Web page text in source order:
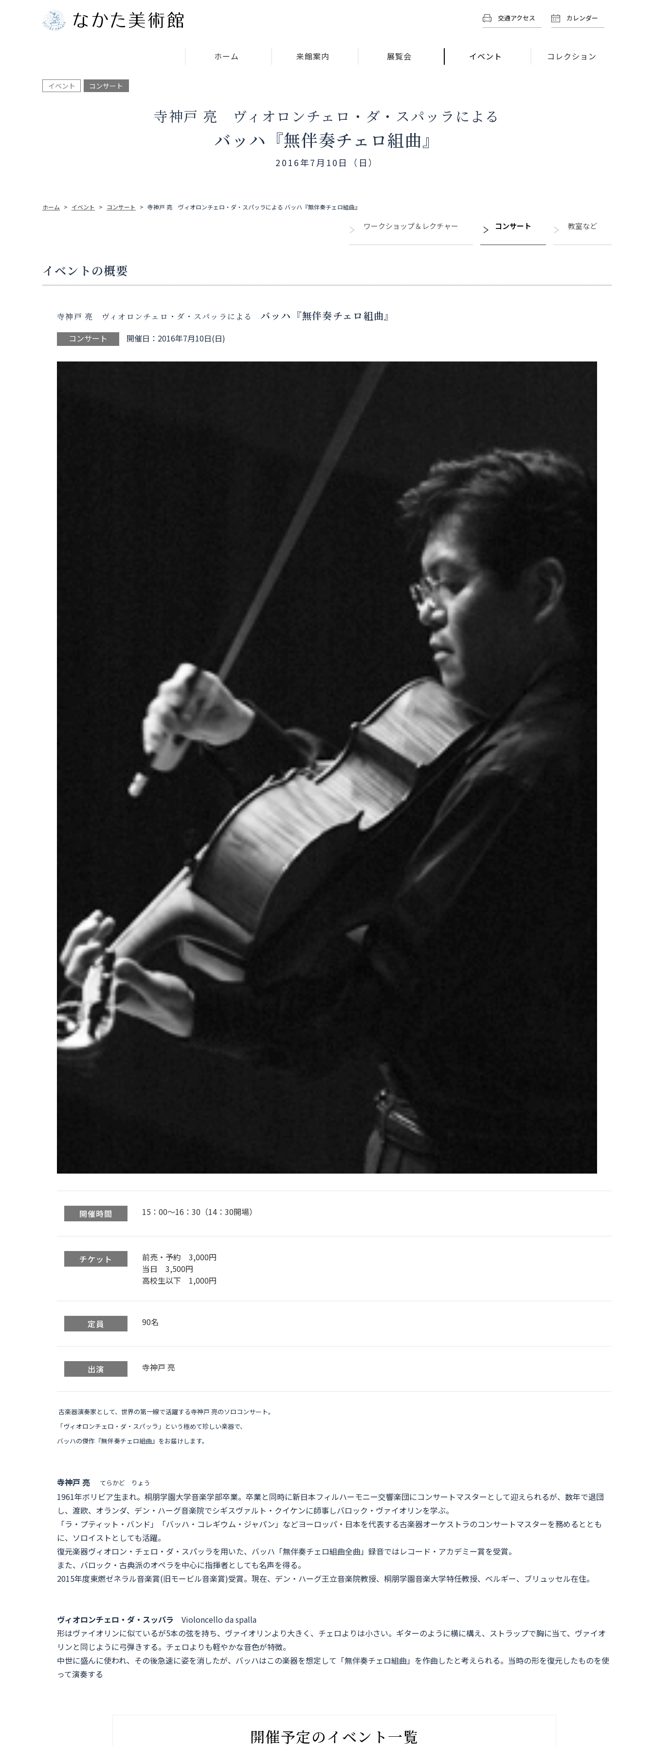
交通アクセス カレンダー
ホーム 来館案内 展覧会 イベント コレクション
イベント コンサート
寺神戸 亮 ヴィオロンチェロ・ダ・スパッラによる
バッハ『無伴奏チェロ組曲』
2016年7月10日（日）
ホーム イベント コンサート 寺神戸 亮 ヴィオロンチェロ・ダ・スパッラによる バッハ『無伴奏チェロ組曲』
ワークショップ＆レクチャー コンサート 教室など
イベントの概要
寺神戸 亮 ヴィオロンチェロ・ダ・スパッラによる バッハ『無伴奏チェロ組曲』
コンサート 開催日：2016年7月10日(日)
開催時間 15：00〜16：30（14：30開場）
チケット
前売・予約 3,000円
当日 3,500円
高校生以下 1,000円
定員 90名
出演 寺神戸 亮
古楽器演奏家として、世界の第一線で活躍する寺神戸 亮のソロコンサート。
「ヴィオロンチェロ・ダ・スパッラ」という極めて珍しい楽器で、
バッハの傑作『無伴奏チェロ組曲』をお届けします。
寺神戸 亮 てらかど りょう
1961年ボリビア生まれ。桐朋学園大学音楽学部卒業。卒業と同時に新日本フィルハーモニー交響楽団にコンサートマスターとして迎えられるが、数年で退団
し、渡欧、オランダ、デン・ハーグ音楽院でシギスヴァルト・クイケンに師事しバロック・ヴァイオリンを学ぶ。
「ラ・プティット・バンド」「バッハ・コレギウム・ジャパン」などヨーロッパ・日本を代表する古楽器オーケストラのコンサートマスターを務めるととも
に、ソロイストとしても活躍。
復元楽器ヴィオロン・チェロ・ダ・スパッラを用いた、バッハ「無伴奏チェロ組曲全曲」録音ではレコード・アカデミー賞を受賞。
また、バロック・古典派のオペラを中心に指揮者としても名声を得る。
2015年度東燃ゼネラル音楽賞(旧モービル音楽賞)受賞。現在、デン・ハーグ王立音楽院教授、桐朋学園音楽大学特任教授、ベルギー、ブリュッセル在住。
ヴィオロンチェロ・ダ・スッパラ Violoncello da spalla
形はヴァイオリンに似ているが5本の弦を持ち、ヴァイオリンより大きく、チェロよりは小さい。ギターのように横に構え、ストラップで胸に当て、ヴァイオ
リンと同じように弓弾きする。チェロよりも軽やかな音色が特徴。
中世に盛んに使われ、その後急速に姿を消したが、バッハはこの楽器を想定して「無伴奏チェロ組曲」を作曲したと考えられる。当時の形を復元したものを使
って演奏する
開催予定のイベント一覧